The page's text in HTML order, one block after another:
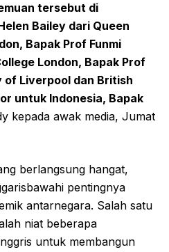
tersebut di
Bailey dari Queen
Bapak Prof Funmi
London, Bapak Prof
Liverpool dan British
untuk Indonesia, Bapak
kepada awak media, Jumat
berlangsung hangat,
pentingnya
antarnegara. Salah satu
niat beberapa
untuk membangun